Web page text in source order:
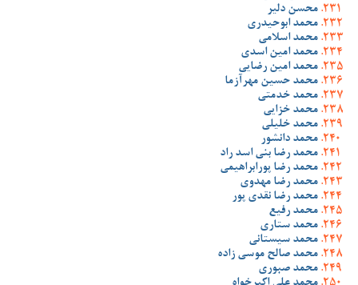
محسن دلیر
محمد ابوحیدری
محمد اسلامی
محمد امین اسدی
محمد امین رضایی
محمد حسین مهرآزما
محمد خدمتی
محمد خزایی
محمد خلیلی
محمد دانشور
محمد رضا بنی اسد راد
محمد رضا پورابراهیمی
محمد رضا مهدوی
محمد رضا نقدی پور
محمد رفیع
محمد ستاری
محمد سیستانی
محمد صالح موسی زاده
محمد صبوری